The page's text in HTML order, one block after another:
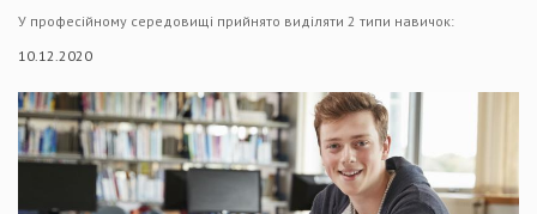
У професійному середовищі прийнято виділяти 2 типи навичок:
10.12.2020